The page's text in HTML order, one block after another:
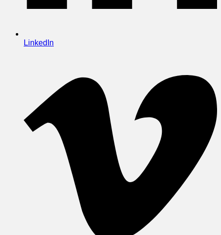
LinkedIn